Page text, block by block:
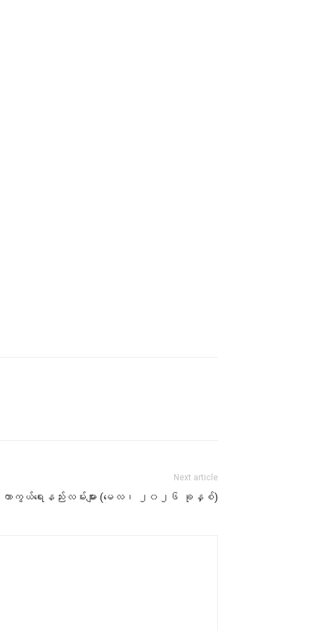
Next article
ဂါ ကာကွယ်ရေးနည်းလမ်းများ (မေလ၊ ၂၀၂၆ ခုနှစ်)